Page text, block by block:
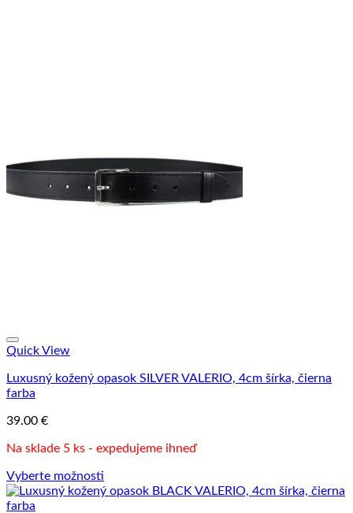
Quick View
Luxusný kožený opasok SILVER VALERIO, 4cm šírka, čierna
farba
39.00 €
Na sklade 5 ks - expedujeme ihneď
Vyberte možnosti